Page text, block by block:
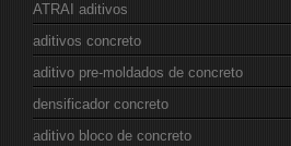
ATRAI aditivos
aditivos concreto
aditivo pre-moldados de concreto
densificador concreto
aditivo bloco de concreto